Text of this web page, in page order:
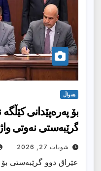
هەواڵ
بۆ پەرەپێدانى
گرێبەستی نەوتی
شوبات 27, 2026
عێراق دوو گرێبەستی بۆ